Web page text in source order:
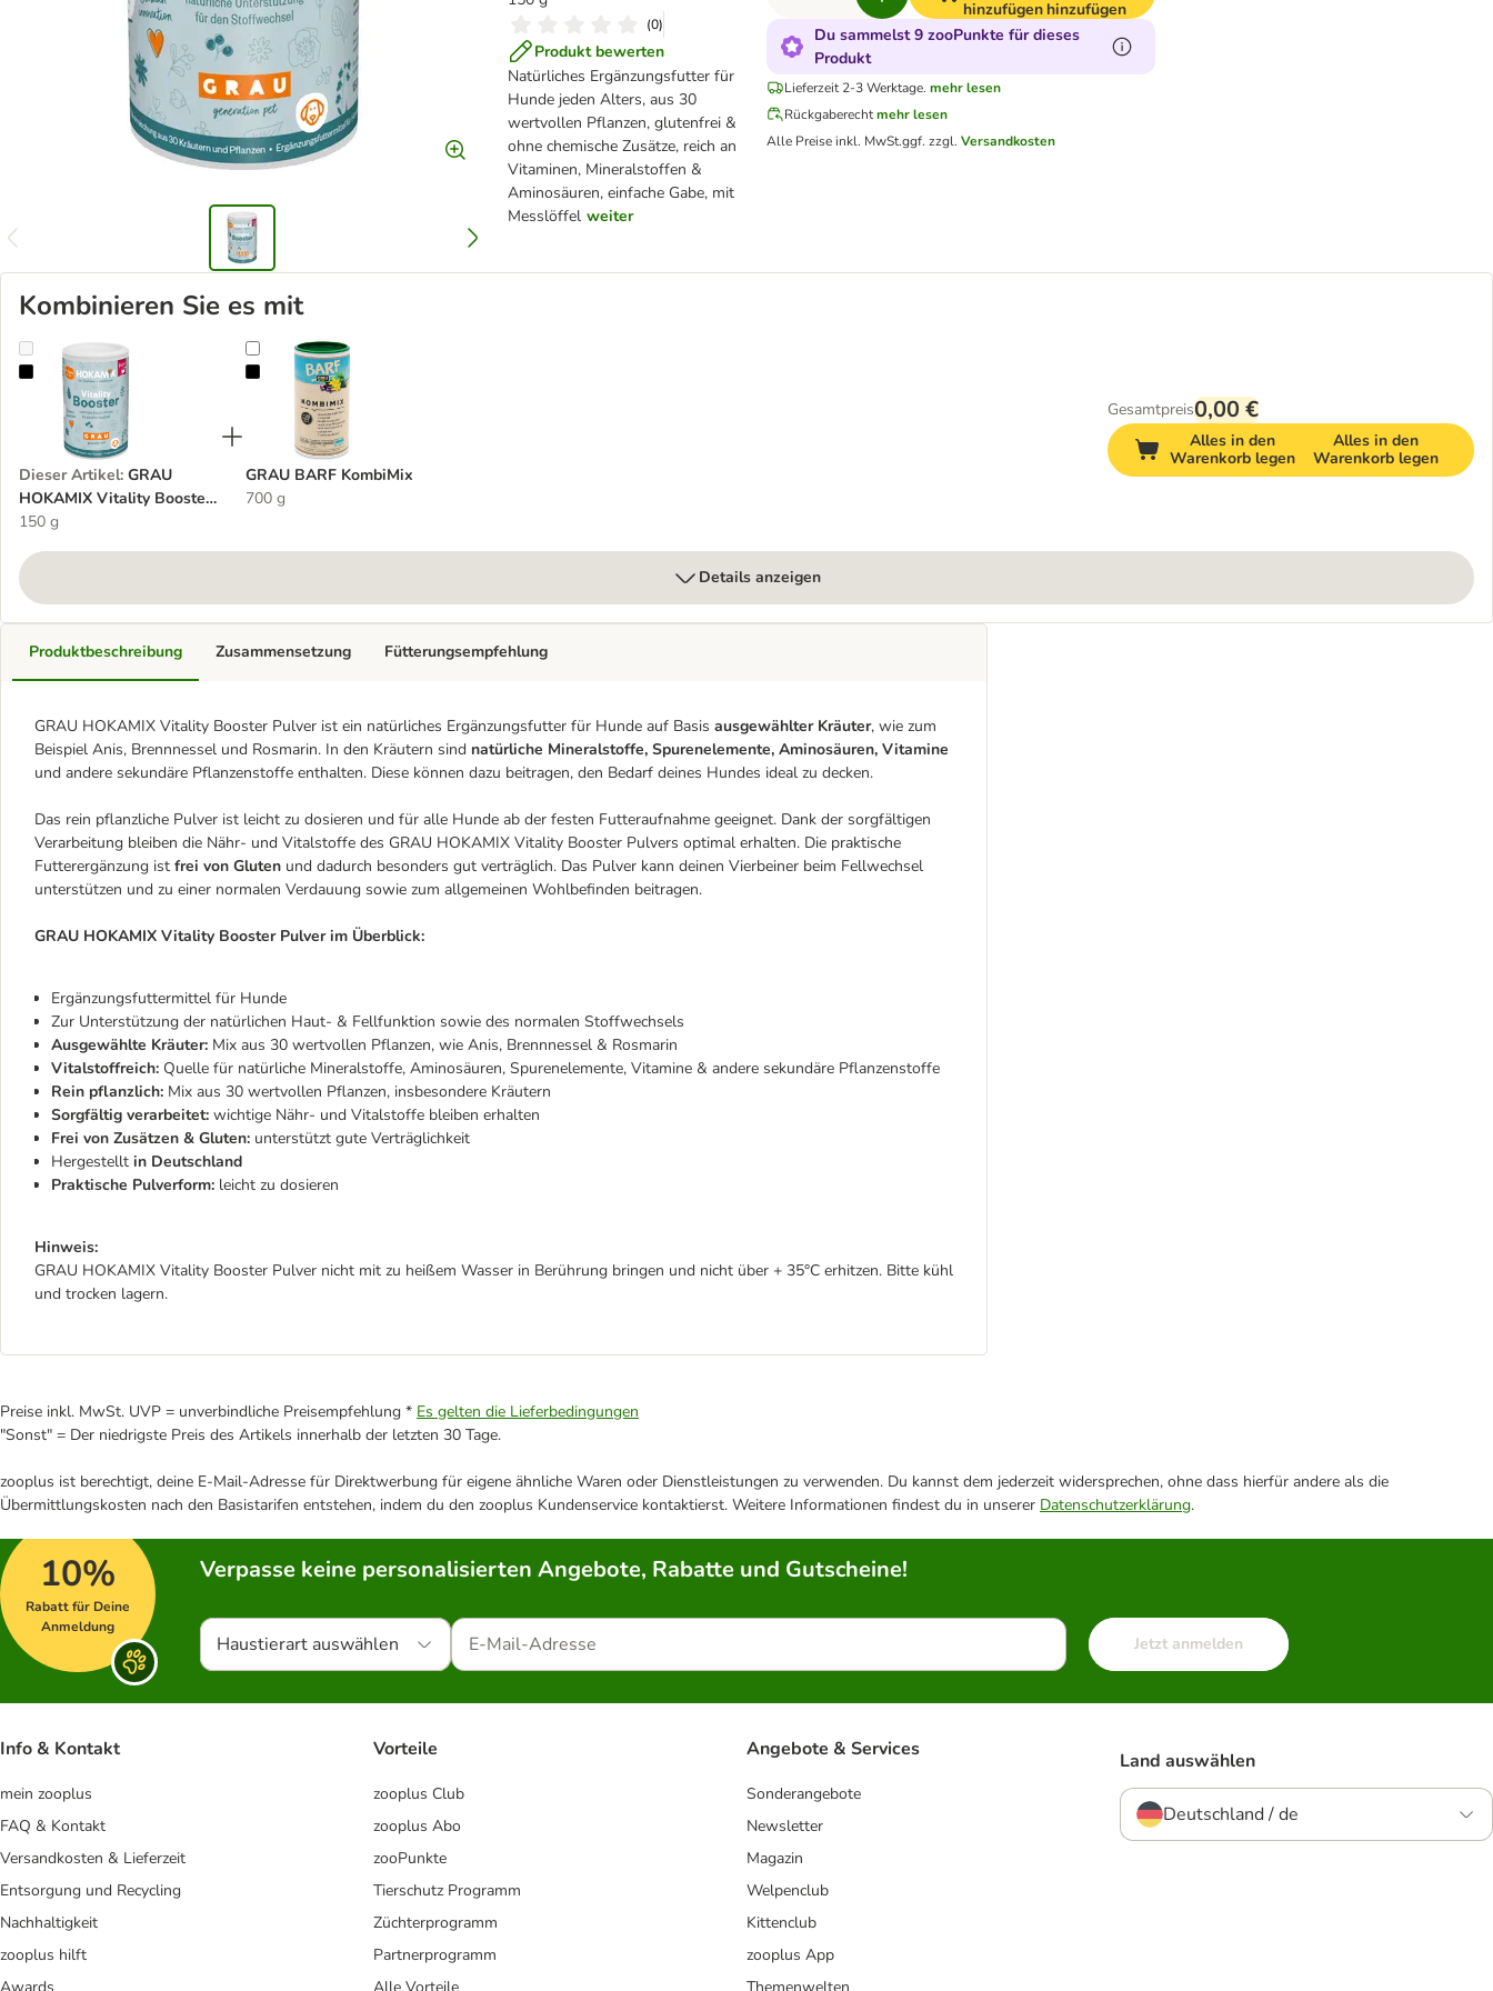
(0)
Produkt bewerten
Natürliches Ergänzungsfutter für
Hunde jeden Alters, aus 30
wertvollen Pflanzen, glutenfrei &
ohne chemische Zusätze, reich an
Vitaminen, Mineralstoffen &
Aminosäuren, einfache Gabe, mit
Messlöffel weiter
hinzufügen hinzufügen
Du sammelst 9 zooPunkte für dieses
Produkt
Lieferzeit 2-3 Werktage. mehr lesen
Rückgaberecht mehr lesen
Alle Preise inkl. MwSt.ggf. zzgl. Versandkosten
Kombinieren Sie es mit
GRAU HOKAMIX Vitality Booster Pulver
Dieser Artikel: GRAU
HOKAMIX Vitality Booster
Pulver
150 g
GRAU BARF KombiMix
GRAU BARF KombiMix
700 g
Gesamtpreis0,00 €
Alles in den
Warenkorb legen
Alles in den
Warenkorb legen
Details anzeigen
Produktbeschreibung
GRAU HOKAMIX Vitality Booster Pulver ist ein natürliches Ergänzungsfutter für Hunde auf Basis ausgewählter Kräuter, wie zum
Beispiel Anis, Brennnessel und Rosmarin. In den Kräutern sind natürliche Mineralstoffe, Spurenelemente, Aminosäuren, Vitamine
und andere sekundäre Pflanzenstoffe enthalten. Diese können dazu beitragen, den Bedarf deines Hundes ideal zu decken.
Das rein pflanzliche Pulver ist leicht zu dosieren und für alle Hunde ab der festen Futteraufnahme geeignet. Dank der sorgfältigen
Verarbeitung bleiben die Nähr- und Vitalstoffe des GRAU HOKAMIX Vitality Booster Pulvers optimal erhalten. Die praktische
Futterergänzung ist frei von Gluten und dadurch besonders gut verträglich. Das Pulver kann deinen Vierbeiner beim Fellwechsel
unterstützen und zu einer normalen Verdauung sowie zum allgemeinen Wohlbefinden beitragen.
GRAU HOKAMIX Vitality Booster Pulverim Überblick:
Ergänzungsfuttermittel für Hunde
Zur Unterstützung der natürlichen Haut- & Fellfunktion sowie des normalen Stoffwechsels
Ausgewählte Kräuter: Mix aus 30 wertvollen Pflanzen, wie Anis, Brennnessel & Rosmarin
Vitalstoffreich: Quelle für natürliche Mineralstoffe, Aminosäuren, Spurenelemente, Vitamine & andere sekundäre Pflanzenstoffe
Rein pflanzlich: Mix aus 30 wertvollen Pflanzen, insbesondere Kräutern
Sorgfältig verarbeitet: wichtige Nähr- und Vitalstoffe bleiben erhalten
Frei von Zusätzen & Gluten: unterstützt gute Verträglichkeit
Hergestellt in Deutschland
Praktische Pulverform: leicht zu dosieren
Hinweis:
GRAU HOKAMIX Vitality Booster Pulver nicht mit zu heißem Wasser in Berührung bringen und nicht über + 35°C erhitzen. Bitte kühl
und trocken lagern.
Zusammensetzung Fütterungsempfehlung
Preise inkl. MwSt. UVP = unverbindliche Preisempfehlung * Es gelten die Lieferbedingungen
"Sonst" = Der niedrigste Preis des Artikels innerhalb der letzten 30 Tage.
zooplus ist berechtigt, deine E-Mail-Adresse für Direktwerbung für eigene ähnliche Waren oder Dienstleistungen zu verwenden. Du kannst dem jederzeit widersprechen, ohne dass hierfür andere als die
Übermittlungskosten nach den Basistarifen entstehen, indem du den zooplus Kundenservice kontaktierst. Weitere Informationen findest du in unserer Datenschutzerklärung.
10%
Rabatt für Deine
Anmeldung
Verpasse keine personalisierten Angebote, Rabatte und Gutscheine!
Haustierart auswählen Jetzt anmelden
Info & Kontakt
mein zooplus
FAQ & Kontakt
Versandkosten & Lieferzeit
Entsorgung und Recycling
Nachhaltigkeit
zooplus hilft
Vorteile
zooplus Club
zooplus Abo
zooPunkte
Tierschutz Programm
Züchterprogramm
Partnerprogramm
Angebote & Services
Sonderangebote
Newsletter
Magazin
Welpenclub
Kittenclub
zooplus App
Land auswählen
Deutschland / de